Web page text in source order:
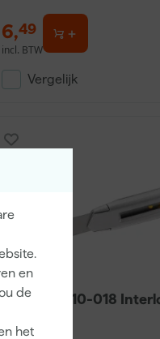
en
de
het
6,49
incl. BTW
Vergelijk
Stanley 0-10-018